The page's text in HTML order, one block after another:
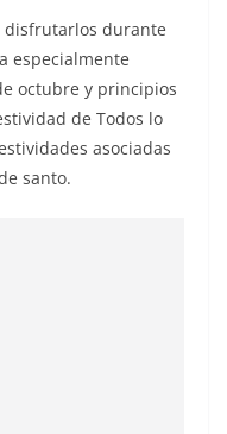
disfrutarlos durante
especialmente
octubre y principios
de Todos lo
asociadas
santo.